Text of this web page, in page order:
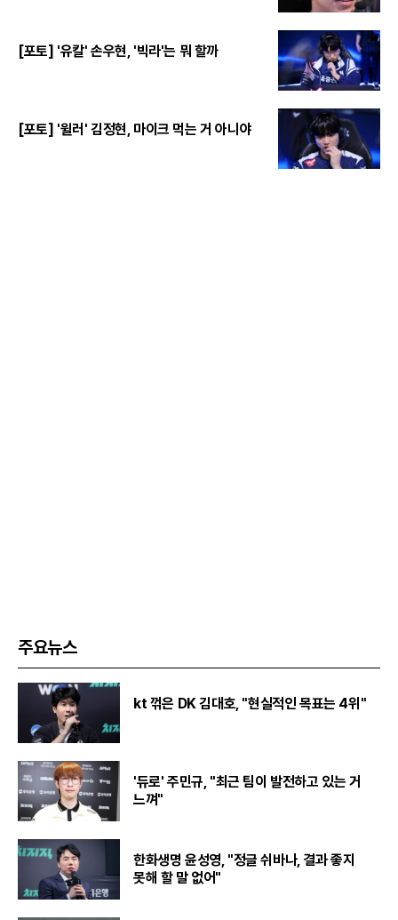
[포토] '유칼' 손우현, '빅라'는 뭐 할까
[포토] '윌러' 김정현, 마이크 먹는 거 아니야
주요뉴스
kt 꺾은 DK 김대호, "현실적인 목표는 4위"
'듀로' 주민규, "최근 팀이 발전하고 있는 거
느껴"
한화생명 윤성영, "정글 쉬바나, 결과 좋지
못해 할 말 없어"